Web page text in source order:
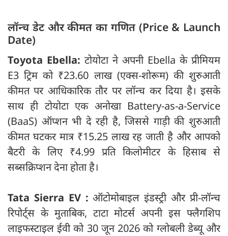
लॉन्च डेट और कीमत का गणित (Price & Launch
Date)
Toyota Ebella: टोयोटा ने अपनी Ebella के प्रीमियम
E3 ट्रिम को ₹23.60 लाख (एक्स-शोरूम) की शुरुआती
कीमत पर आधिकारिक तौर पर लॉन्च कर दिया है। इसके
साथ ही टोयोटा एक अनोखा Battery-as-a-Service
(BaaS) ऑप्शन भी दे रही है, जिससे गाड़ी की शुरुआती
कीमत घटकर मात्र ₹15.25 लाख रह जाती है और आपको
बैटरी के लिए ₹4.99 प्रति किलोमीटर के हिसाब से
सब्सक्रिप्शन देना होता है।
Tata Sierra EV :ऑटोमोबाइल इंडस्ट्री और प्री-लॉन्च
रिपोर्ट्स के मुताबिक, टाटा मोटर्स अपनी इस फ्लैगशिप
लाइफस्टाइल ईवी को 30 जून 2026 को ग्लोबली डेब्यू और